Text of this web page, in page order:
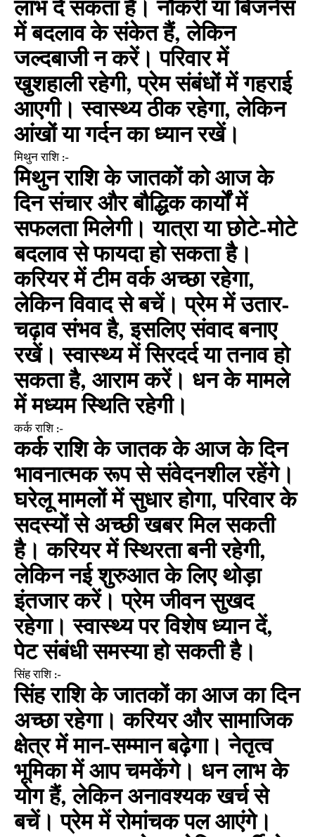
लाभ दे सकता है। नौकरी या बिजनेस
में बदलाव के संकेत हैं, लेकिन
जल्दबाजी न करें। परिवार में
खुशहाली रहेगी, प्रेम संबंधों में गहराई
आएगी। स्वास्थ्य ठीक रहेगा, लेकिन
आंखों या गर्दन का ध्यान रखें।
मिथुन राशि :-
मिथुन राशि के जातकों को आज के
दिन संचार और बौद्धिक कार्यों में
सफलता मिलेगी। यात्रा या छोटे-मोटे
बदलाव से फायदा हो सकता है।
करियर में टीम वर्क अच्छा रहेगा,
लेकिन विवाद से बचें। प्रेम में उतार-
चढ़ाव संभव है, इसलिए संवाद बनाए
रखें। स्वास्थ्य में सिरदर्द या तनाव हो
सकता है, आराम करें। धन के मामले
में मध्यम स्थिति रहेगी।
कर्क राशि :-
कर्क राशि के जातक के आज के दिन
भावनात्मक रूप से संवेदनशील रहेंगे।
घरेलू मामलों में सुधार होगा, परिवार के
सदस्यों से अच्छी खबर मिल सकती
है। करियर में स्थिरता बनी रहेगी,
लेकिन नई शुरुआत के लिए थोड़ा
इंतजार करें। प्रेम जीवन सुखद
रहेगा। स्वास्थ्य पर विशेष ध्यान दें,
पेट संबंधी समस्या हो सकती है।
सिंह राशि :-
सिंह राशि के जातकों का आज का दिन
अच्छा रहेगा। करियर और सामाजिक
क्षेत्र में मान-सम्मान बढ़ेगा। नेतृत्व
भूमिका में आप चमकेंगे। धन लाभ के
योग हैं, लेकिन अनावश्यक खर्च से
बचें। प्रेम में रोमांचक पल आएंगे।